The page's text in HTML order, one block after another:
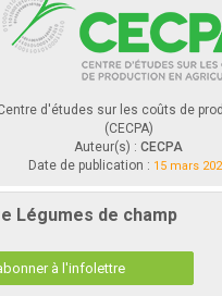
d'études sur les coûts de
(CECPA)
Auteur(s) : CECPA
Date de publication : 15 mars
Légumes de champ
à l'infolettre